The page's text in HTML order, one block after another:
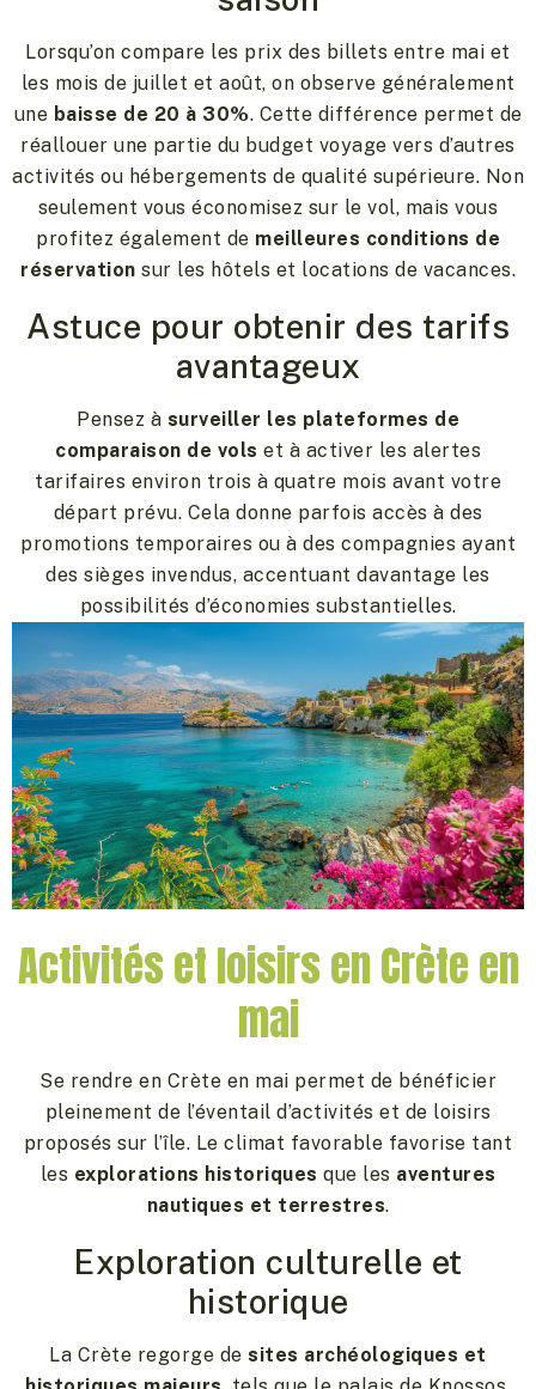
Lorsqu’on compare les prix des billets entre mai et
les mois de juillet et août, on observe généralement
une baisse de 20 à 30%. Cette différence permet de
réallouer une partie du budget voyage vers d’autres
activités ou hébergements de qualité supérieure. Non
seulement vous économisez sur le vol, mais vous
profitez également de meilleures conditions de
réservation sur les hôtels et locations de vacances.
Astuce pour obtenir des tarifs
avantageux
Pensez à surveiller les plateformes de
comparaison de vols et à activer les alertes
tarifaires environ trois à quatre mois avant votre
départ prévu. Cela donne parfois accès à des
promotions temporaires ou à des compagnies ayant
des sièges invendus, accentuant davantage les
possibilités d’économies substantielles.
Activités et loisirs en Crète en
mai
Se rendre en Crète en mai permet de bénéficier
pleinement de l’éventail d’activités et de loisirs
proposés sur l’île. Le climat favorable favorise tant
les explorations historiques que les aventures
nautiques et terrestres.
Exploration culturelle et
historique
La Crète regorge desites archéologiques et